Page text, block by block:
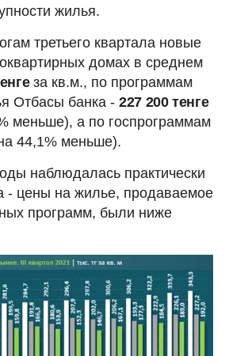
жилья.
третьего квартала новые
домах в среднем
за кв.м., по программам
Отбасы банка - 227 200 тенге
меньше), а по госпрограммам
44,1% меньше).
наблюдалась практически
- цены на жилье, продаваемое
программ, были ниже